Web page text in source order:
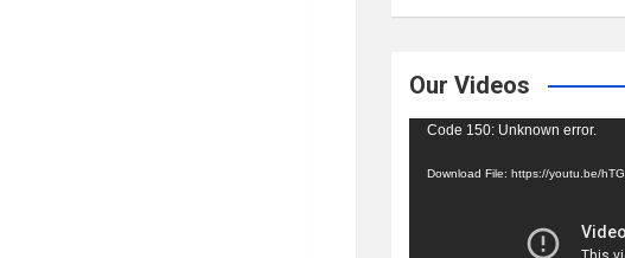
Our Videos
Video
Code 150: Unknown error.
Download File: https://youtu.be/